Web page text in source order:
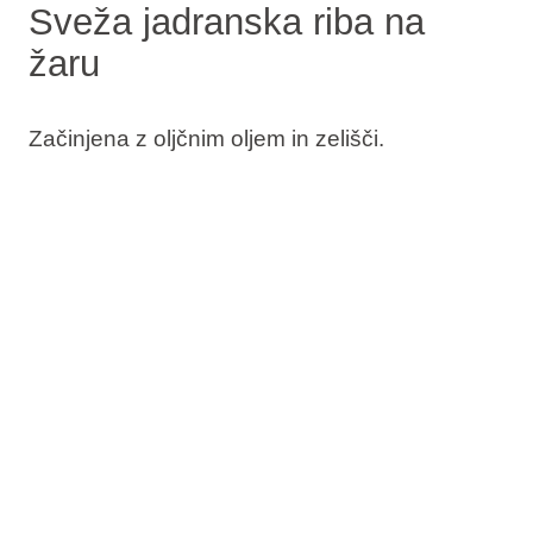
Sveža jadranska riba na
žaru
Začinjena z oljčnim oljem in zelišči.